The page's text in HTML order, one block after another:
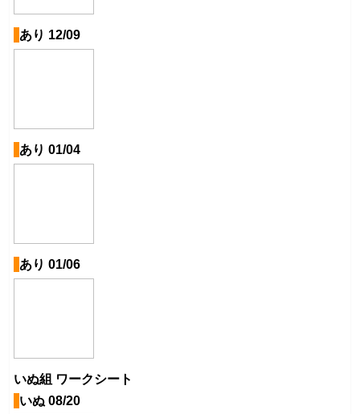
あり 12/09
あり 01/04
あり 01/06
いぬ組 ワークシート
いぬ 08/20